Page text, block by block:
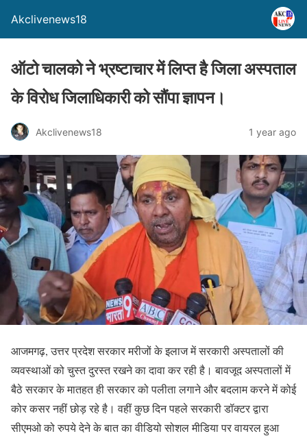
Akclivenews18
ऑटो चालको ने भ्रष्टाचार में लिप्त है जिला अस्पताल
के विरोध जिलाधिकारी को सौंपा ज्ञापन।
Akclivenews18 1 year ago
आजमगढ़, उत्तर प्रदेश सरकार मरीजों के इलाज में सरकारी अस्पतालों की
व्यवस्थाओं को चुस्त दुरस्त रखने का दावा कर रही है। बावजूद अस्पतालों में
बैठे सरकार के मातहत ही सरकार को पलीता लगाने और बदलाम करने में कोई
कोर कसर नहीं छोड़ रहे है। वहीं कुछ दिन पहले सरकारी डॉक्टर द्वारा
सीएमओ को रुपये देने के बात का वीडियो सोशल मीडिया पर वायरल हुआ